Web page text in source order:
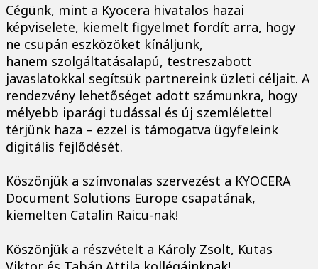
Cégünk, mint a Kyocera hivatalos hazai
képviselete, kiemelt figyelmet fordít arra, hogy
ne csupán eszközöket kínáljunk,
hanem szolgáltatásalapú, testreszabott
javaslatokkal segítsük partnereink üzleti céljait. A
rendezvény lehetőséget adott számunkra, hogy
mélyebb iparági tudással és új szemlélettel
térjünk haza – ezzel is támogatva ügyfeleink
digitális fejlődését.
Köszönjük a színvonalas szervezést a KYOCERA
Document Solutions Europe csapatának,
kiemelten Catalin Raicu-nak!
Köszönjük a részvételt a Károly Zsolt, Kutas